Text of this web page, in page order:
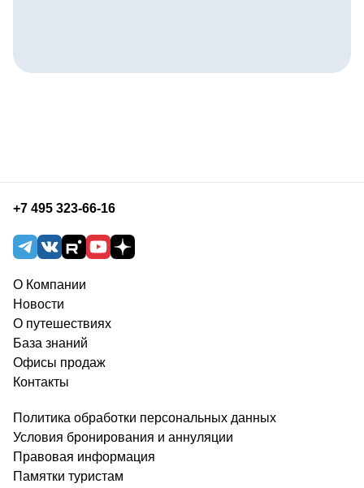
+7 495 323-66-16
О Компании
Новости
О путешествиях
База знаний
Офисы продаж
Контакты
Политика обработки персональных данных
Условия бронирования и аннуляции
Правовая информация
Памятки туристам